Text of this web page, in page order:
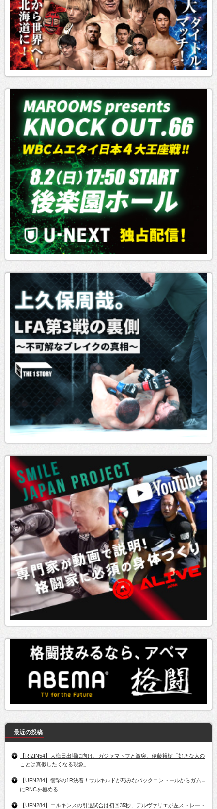
最近の投稿
【RIZIN54】大晦日出場に向け、ガジャマトフと激突。伊藤裕樹「好きな人の
ことは真似したくなる現象」
【UFN284】衝撃の1R決着！サルキルドが巧みなバックコントールからガムロ
にRNCを極める
【UFN284】エルキンスの引退試合は初回35秒、デルヴァリエが左ストレート